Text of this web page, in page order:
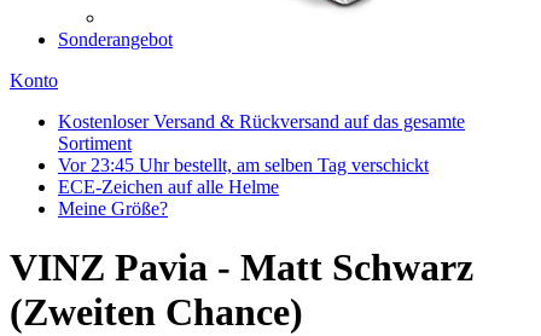
Sonderangebot
Konto
Kostenloser Versand & Rückversand auf das gesamte
Sortiment
Vor 23:45 Uhr bestellt, am selben Tag verschickt
ECE-Zeichen auf alle Helme
Meine Größe?
VINZ Pavia - Matt Schwarz
(Zweiten Chance)